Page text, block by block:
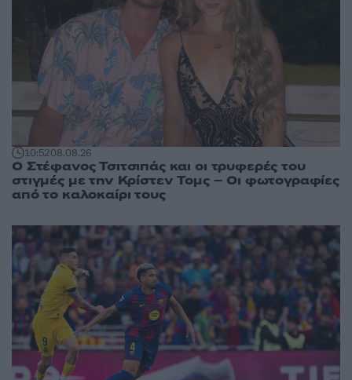
10:5208.08.26
Ο Στέφανος Τσιτσιπάς και οι τρυφερές του
στιγμές με την Κρίστεν Τομς – Οι φωτογραφίες
από το καλοκαίρι τους